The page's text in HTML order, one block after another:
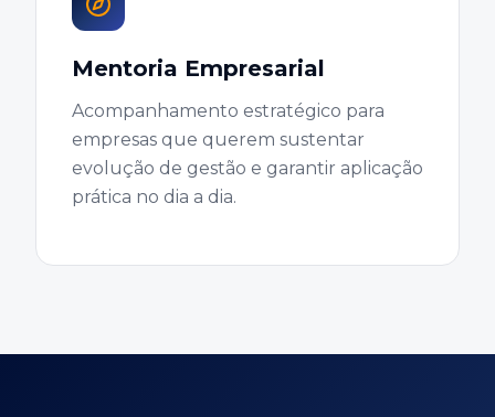
Mentoria Empresarial
Acompanhamento estratégico para
empresas que querem sustentar
evolução de gestão e garantir aplicação
prática no dia a dia.